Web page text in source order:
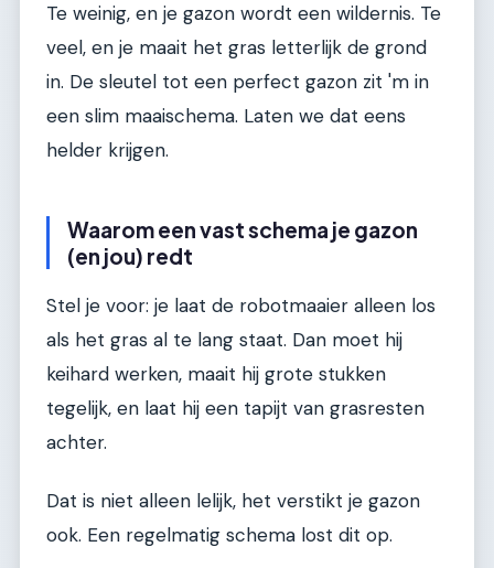
Te weinig, en je gazon wordt een wildernis. Te
veel, en je maait het gras letterlijk de grond
in. De sleutel tot een perfect gazon zit 'm in
een slim maaischema. Laten we dat eens
helder krijgen.
Waarom een vast schema je gazon
(en jou) redt
Stel je voor: je laat de robotmaaier alleen los
als het gras al te lang staat. Dan moet hij
keihard werken, maait hij grote stukken
tegelijk, en laat hij een tapijt van grasresten
achter.
Dat is niet alleen lelijk, het verstikt je gazon
ook. Een regelmatig schema lost dit op.